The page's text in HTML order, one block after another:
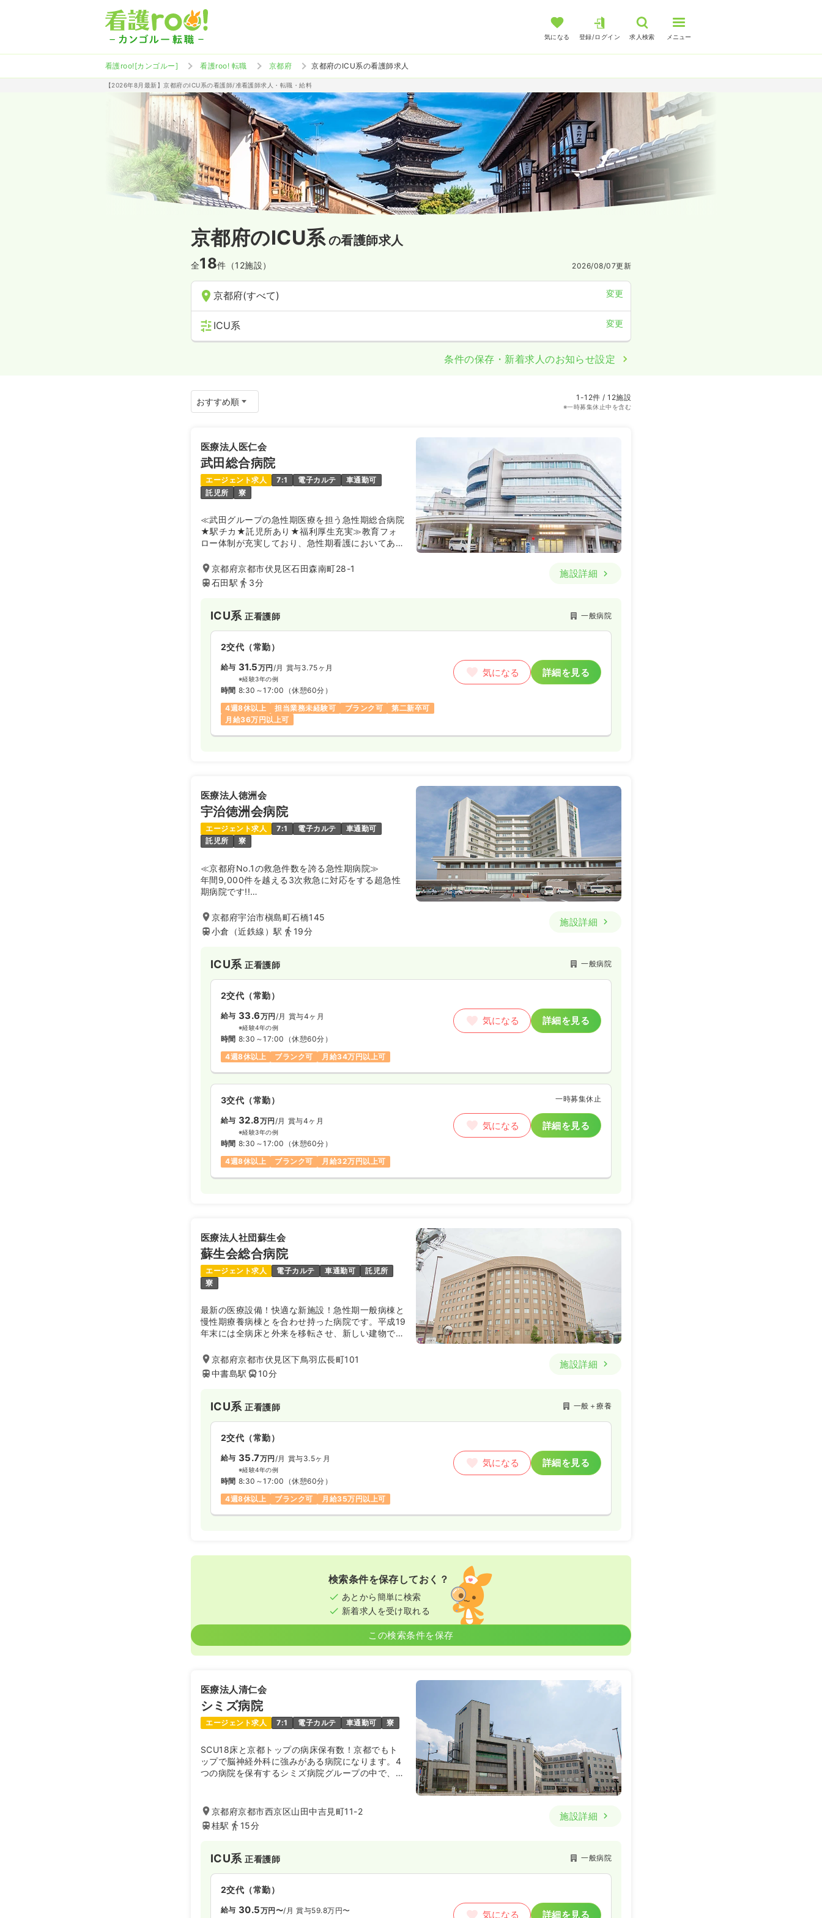
気になる 登録/ログイン 求人検索 メニュー
看護roo![カンゴルー] 看護roo! 転職 京都府 京都府のICU系の看護師求人
【2026年8月最新】京都府のICU系の看護師/准看護師求人・転職・給料
京都府のICU系の看護師求人
全18件（12施設） 2026/08/07更新
京都府(すべて) 変更
ICU系 変更
条件の保存・新着求人のお知らせ設定
1-12件 / 12施設
※一時募集休止中を含む
医療法人医仁会
武田総合病院
エージェント求人 7:1 電子カルテ
車通勤可
託児所
寮
≪武田グループの急性期医療を担う急性期総合病院
★駅チカ★託児所あり★福利厚生充実≫教育フォ
ロー体制が充実しており、急性期看護においてあら
ランスも整っており、平均勤続年数14年と長く続け
られる環境が整っています！
京都府京都市伏見区石田森南町28-1
石田駅
3分
施設詳細
ICU系正看護師 一般病院
2交代（常勤）
給与 31.5万円/月 賞与3.75ヶ月
※経験3年の例
時間 8:30～17:00 （休憩60分）
4週8休以上
担当業務未経験可 ブランク可
第二新卒可
月給36万円以上可
気になる 詳細を見る
医療法人徳洲会
宇治徳洲会病院
エージェント求人 7:1 電子カルテ
車通勤可
託児所
寮
≪京都府No.1の救急件数を誇る急性期病院≫
年間9,000件を越える3次救急に対応をする超急性
期病院です!!
スの評価を受け、京都で2件しかない高度救命救急
センターに指定されております。
症例をたくさん見たい、救命救急を学びたい方は必
ョン病棟、緩和ケア病棟、介護老人保健施設、特別
養護老人ホームが加わり、急性期だけではなく、回
復期、慢性期、在宅医療など総合的に携わることの
出来る病院です。
京都府宇治市槇島町石橋145
小倉（近鉄線）駅
19分
施設詳細
ICU系正看護師 一般病院
2交代（常勤）
給与 33.6万円 /月 賞与4ヶ月
※経験4年の例
時間 8:30～17:00 （休憩60分）
4週8休以上
ブランク可 月給34万円以上可
気になる 詳細を見る
3交代（常勤） 一時募集休止
給与 32.8万円/月 賞与4ヶ月
※経験3年の例
時間 8:30～17:00 （休憩60分）
4週8休以上
ブランク可 月給32万円以上可
気になる 詳細を見る
医療法人社団蘇生会
蘇生会総合病院
エージェント求人 電子カルテ 車通勤可
託児所
寮
最新の医療設備！快適な新施設！急性期一般病棟と
慢性期療養病棟とを合わせ持った病院です。平成19
年末には全病床と外来を移転させ、新しい建物での
棟の取り壊しと新駐車場の完備がなされ、全建築計
画が終了しました。最先端医療技術学びたい！とい
う方にも最適な環境が整っています。
京都府京都市伏見区下鳥羽広長町101
中書島駅
10分
施設詳細
ICU系正看護師 一般＋療養
2交代（常勤）
給与 35.7万円 /月 賞与3.5ヶ月
※経験4年の例
時間 8:30～17:00 （休憩60分）
4週8休以上
ブランク可 月給35万円以上可
気になる 詳細を見る
検索条件を保存しておく？
あとから簡単に検索
新着求人を受け取れる
この検索条件を保存
医療法人清仁会
シミズ病院
エージェント求人 7:1 電子カルテ 車通勤可 寮
SCU18床と京都トップの病床保有数！京都でもト
ップで脳神経外科に強みがある病院になります。4
つの病院を保有するシミズ病院グループの中で、脳
京都府京都市西京区山田中吉見町11-2
桂駅
15分
施設詳細
ICU系正看護師 一般病院
2交代（常勤）
給与 30.5万円〜/月 賞与59.8万円〜 気になる 詳細を見る